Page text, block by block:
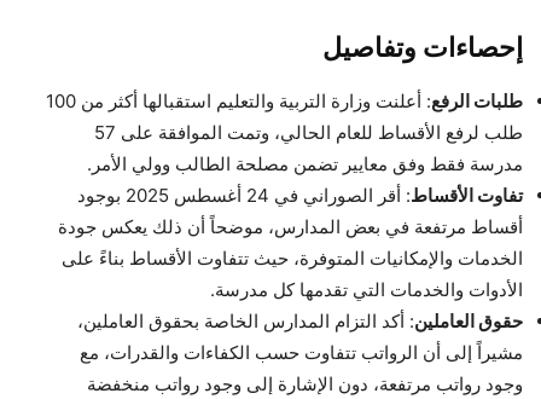
إحصاءات وتفاصيل
طلبات الرفع
: أعلنت وزارة التربية والتعليم استقبالها أكثر من 100
طلب لرفع الأقساط للعام الحالي، وتمت الموافقة على 57
مدرسة فقط وفق معايير تضمن مصلحة الطالب وولي الأمر.
تفاوت الأقساط
: أقر الصوراني في 24 أغسطس 2025 بوجود
أقساط مرتفعة في بعض المدارس، موضحاً أن ذلك يعكس جودة
الخدمات والإمكانيات المتوفرة، حيث تتفاوت الأقساط بناءً على
الأدوات والخدمات التي تقدمها كل مدرسة.
حقوق العاملين: أكد التزام المدارس الخاصة بحقوق العاملين،
مشيراً إلى أن الرواتب تتفاوت حسب الكفاءات والقدرات، مع
وجود رواتب مرتفعة، دون الإشارة إلى وجود رواتب منخفضة